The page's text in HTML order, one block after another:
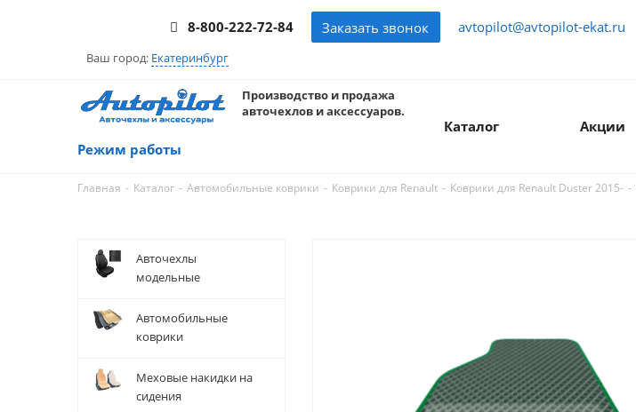
8-800-222-72-84 Заказать звонок avtopilot@avtopilot-ekat.ru
Ваш город: Екатеринбург
Производство и продажа
авточехлов и аксессуаров.
Режим работы
Каталог Акции
Главная - Каталог - Автомобильные коврики - Коврики для Renault - Коврики для Renault Duster 2015- -
Авточехлы
модельные
Автомобильные
коврики
Меховые накидки на
сидения